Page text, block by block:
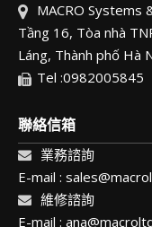
MACRO Systems
Tầng 16, Tòa nhà
Láng, Thành phố Hà
Tel :0982005845
聯絡信箱
業務諮詢
E-mail :
維修諮詢
E-mail :